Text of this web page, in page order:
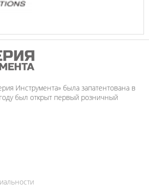
Инструмента» была запатентована в
был открыт первый розничный